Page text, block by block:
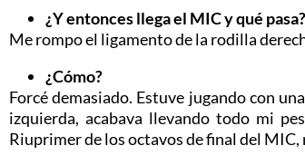
¿Y entonces llega el MIC y qué pasa?
Me rompo el ligamento de la rodilla
¿Cómo?
Forcé demasiado. Estuve jugando con
izquierda, acabava llevando todo mi
Riuprimer de los octavos de final del